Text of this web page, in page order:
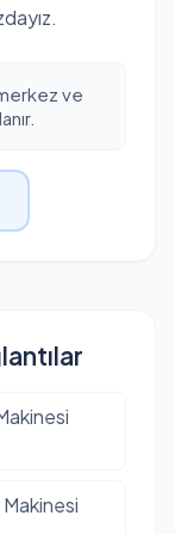
ve
Makinesi